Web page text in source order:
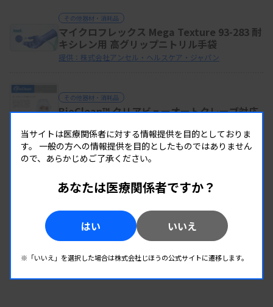
その他器材・消耗品
マイクロフレックス Mega Texture 93-283 耐
キシレン用 高グリップニトリル手袋
提供：株式会社アンセル・ヘルスケア・ジャパン
その他器材・消耗品
BioClean™ クリアビューオートクレーブ対応
提供：株式会社アンセル・ヘルスケア・ジャパン
VACUETTE®血液分注ユニット
同じカテゴリーの製品を全て見る
当サイトは医療関係者に対する情報提供を目的としておりま
す。 一般の方への情報提供を目的としたものではありません
ので、あらかじめご了承ください。
あなたは医療関係者ですか？
はい いいえ
※「いいえ」を選択した場合は株式会社じほうの公式サイトに遷移します。